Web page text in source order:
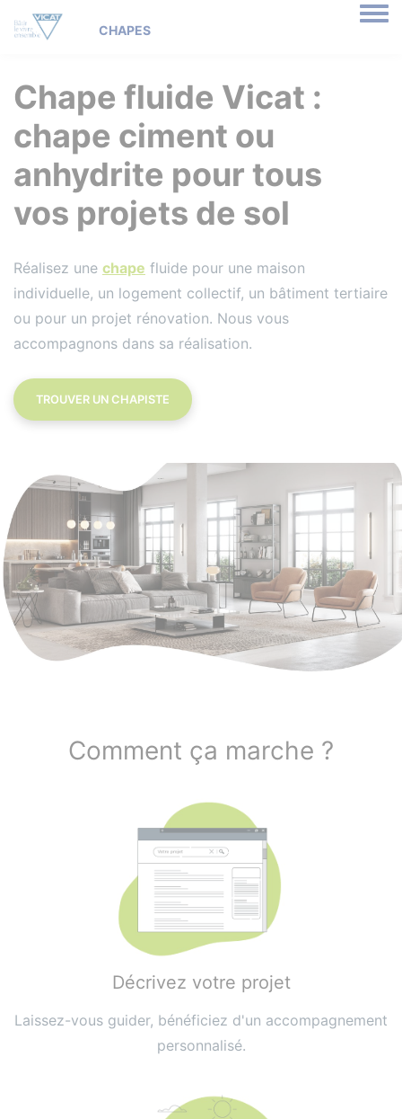
Chape fluide Vicat :
chape ciment ou
anhydrite pour tous
vos projets de sol
Réalisez une chape fluide pour une maison
individuelle, un logement collectif, un bâtiment tertiaire
ou pour un projet rénovation. Nous vous
accompagnons dans sa réalisation.
TROUVER UN CHAPISTE
Comment ça marche ?
Décrivez votre projet
Laissez-vous guider, bénéficiez d'un accompagnement
personnalisé.